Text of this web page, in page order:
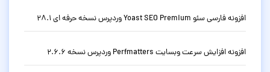
افزونه فارسی سئو Yoast SEO Premium وردپرس نسخه حرفه ای 28.1
افزونه افزایش سرعت وبسایت Perfmatters وردپرس نسخه 2.6.6